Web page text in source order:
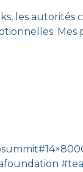
les